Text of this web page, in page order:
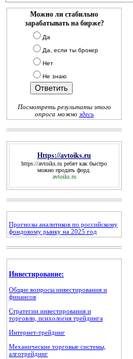
Можно ли стабильно
зарабатывать на бирже?
Да
Да, если ты брокер
Нет
Не знаю
Посмотреть результаты этого
опроса можно здесь
Https://avtoiks.ru
https://avtoiks.ru ребят как быстро
можно продать форд.
avtoiks.ru
Прогнозы аналитиков по российскому
фондовому рынку на 2025 год
Инвестирование:
Общие вопросы инвестирования и
финансов
Стратегии инвестирования и
торговли, психология трейдинга
Интернет-трейдинг
Механические торговые системы,
алготрейдинг